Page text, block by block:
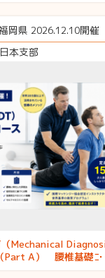
岡県 2026.12.10開催
本支部
Mechanical
Part A） 腰椎基礎コ